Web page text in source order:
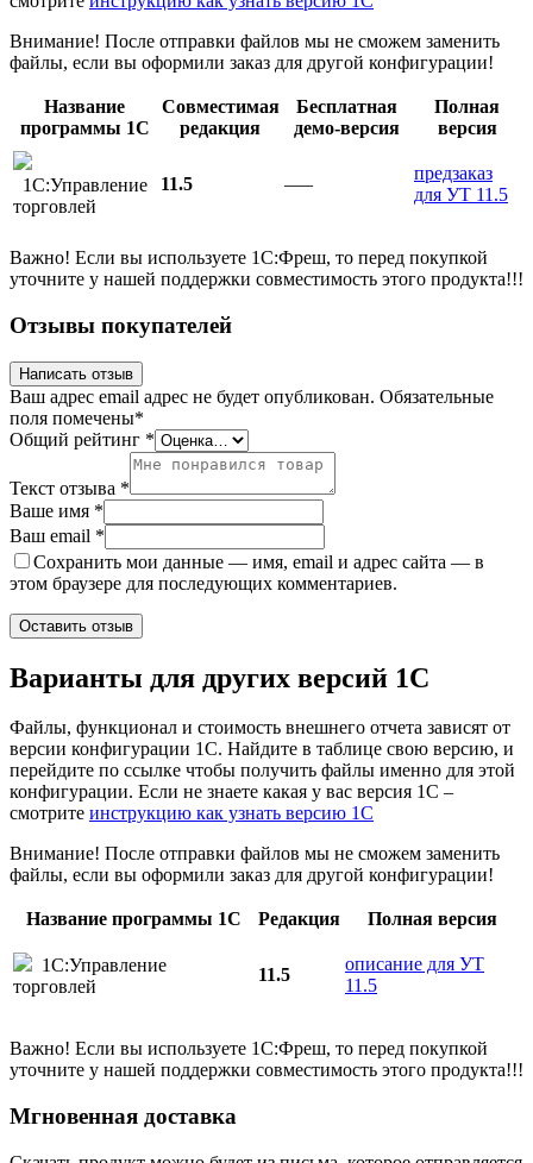
Внимание! После отправки файлов мы не сможем заменить
файлы, если вы оформили заказ для другой конфигурации!
Название
программы 1С
Совместимая
редакция
Бесплатная
демо-версия
Полная
версия
1С:Управление
торговлей
11.5 –––
предзаказ
для УТ 11.5
Важно! Если вы используете 1С:Фреш, то перед покупкой
уточните у нашей поддержки совместимость этого продукта!!!
Отзывы покупателей
Написать отзыв
Ваш адрес email адрес не будет опубликован. Обязательные
поля помечены*
Общий рейтинг *
Текст отзыва *
Ваше имя *
Ваш email *
Сохранить мои данные — имя, email и адрес сайта — в
этом браузере для последующих комментариев.
Варианты для других версий 1С
Файлы, функционал и стоимость внешнего отчета зависят от
версии конфигурации 1С. Найдите в таблице свою версию, и
перейдите по ссылке чтобы получить файлы именно для этой
конфигурации. Если не знаете какая у вас версия 1С –
смотрите инструкцию как узнать версию 1С
Внимание! После отправки файлов мы не сможем заменить
файлы, если вы оформили заказ для другой конфигурации!
Название программы 1С Редакция Полная версия
1С:Управление
торговлей
11.5
описание для УТ
11.5
Важно! Если вы используете 1С:Фреш, то перед покупкой
уточните у нашей поддержки совместимость этого продукта!!!
Мгновенная доставка